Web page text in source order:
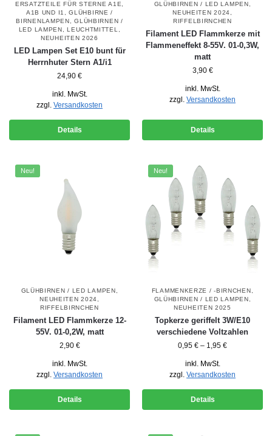
ERSATZTEILE FÜR STERNE A1E,
A1B UND I1
,GLÜHBIRNE /
BIRNENLAMPEN ,GLÜHBIRNEN /
LED LAMPEN ,LEUCHTMITTEL
NEUHEITEN 2026
LED Lampen Set E10 bunt für
Herrnhuter Stern A1/i1
24,90 €
inkl. MwSt.
zzgl. Versandkosten
Details
GLÜHBIRNEN / LED LAMPEN
NEUHEITEN 2024
RIFFELBIRNCHEN
Filament LED Flammkerze mit
Flammeneffekt 8-55V. 01-0,3W,
matt
3,90 €
inkl. MwSt.
zzgl. Versandkosten
Details
Neu!
GLÜHBIRNEN / LED LAMPEN
NEUHEITEN 2024
RIFFELBIRNCHEN
Filament LED Flammkerze 12-
55V. 01-0,2W, matt
2,90 €
inkl. MwSt.
zzgl. Versandkosten
Details
Neu!
FLAMMENKERZE / -BIRNCHEN
GLÜHBIRNEN / LED LAMPEN
NEUHEITEN 2025
Topkerze geriffelt 3W/E10
verschiedene Voltzahlen
0,95 € – 1,95 €
inkl. MwSt.
zzgl. Versandkosten
Details